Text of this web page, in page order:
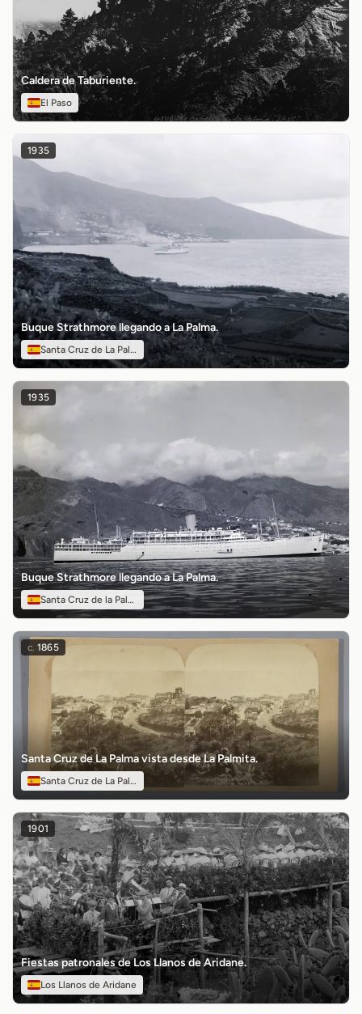
Caldera de Taburiente.
El Paso
1935
Buque Strathmore llegando a La Palma.
Santa Cruz de La Palma
1935
Buque Strathmore llegando a La Palma.
Santa Cruz de la Palma
c. 1865
Santa Cruz de La Palma vista desde La Palmita.
Santa Cruz de La Palma
1901
Fiestas patronales de Los Llanos de Aridane.
Los Llanos de Aridane